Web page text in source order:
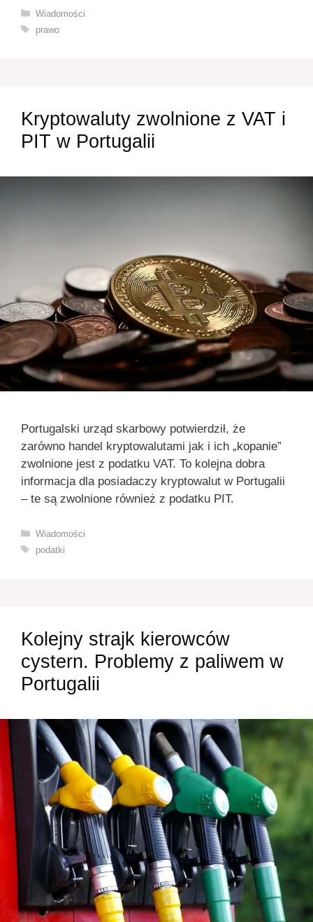
Kategorie
Wiadomości
Tagi
prawo
Kryptowaluty zwolnione z VAT i
PIT w Portugalii
Portugalski urząd skarbowy potwierdził, że
zarówno handel kryptowalutami jak i ich „kopanie”
zwolnione jest z podatku VAT. To kolejna dobra
informacja dla posiadaczy kryptowalut w Portugalii
– te są zwolnione również z podatku PIT.
Kategorie
Wiadomości
Tagi
podatki
Kolejny strajk kierowców
cystern. Problemy z paliwem w
Portugalii